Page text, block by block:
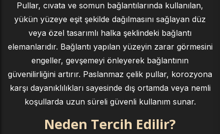
Pullar, cıvata ve somun bağlantılarında kullanılan,
yükün yüzeye eşit şekilde dağılmasını sağlayan düz
veya özel tasarımlı halka şeklindeki bağlantı
elemanlarıdır. Bağlantı yapılan yüzeyin zarar görmesini
engeller, gevşemeyi önleyerek bağlantının
güvenilirliğini artırır. Paslanmaz çelik pullar, korozyona
karşı dayanıklılıkları sayesinde dış ortamda veya nemli
koşullarda uzun süreli güvenli kullanım sunar.
Neden Tercih Edilir?